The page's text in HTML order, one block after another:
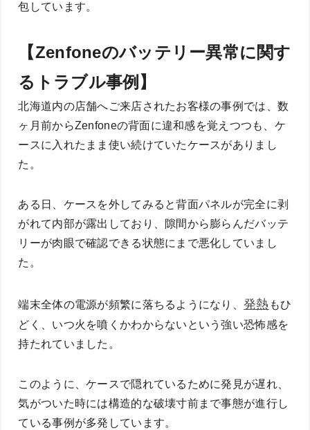
包しています。
【Zenfoneのバッテリー異常に関す
るトラブル事例】
北海道内の店舗へご来店されたお客様の事例では、数
ヶ月前からZenfoneの背面に違和感を覚えつつも、ケ
ースに入れたまま使い続けていたケースがありまし
た。
ある日、ケースを外してみると背面パネルが完全に剥
がれて内部が露出しており、隙間から膨らんだバッテ
リーが肉眼で確認できる状態にまで悪化していまし
た。
端末全体の電源が頻繁に落ちるようになり、発熱 もひ
どく、いつ火を噴くかわからないという強い恐怖感を
持たれていました。
このように、ケースで隠れているために発見が遅れ、
気がついた時には構造的な破壊寸前まで事態が進行し
ている事例が多発しています。